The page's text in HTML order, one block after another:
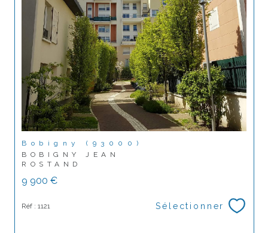
Bobigny (93000)
BOBIGNY JEAN
ROSTAND
9 900 €
Réf : 1121 Sélectionner